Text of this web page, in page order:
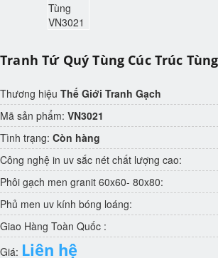
Tranh Tứ Quý Tùng Cúc Trúc
Thương hiệu Thế Giới Tranh Gạch
Mã sản phẩm: VN3021
Tình trạng: Còn hàng
Công nghệ in uv sắc nét chất lượng cao:
Phôi gạch men granit 60x60- 80x80:
Phủ men uv kính bóng loáng:
Giao Hàng Toàn Quốc :
Giá: Liên hệ